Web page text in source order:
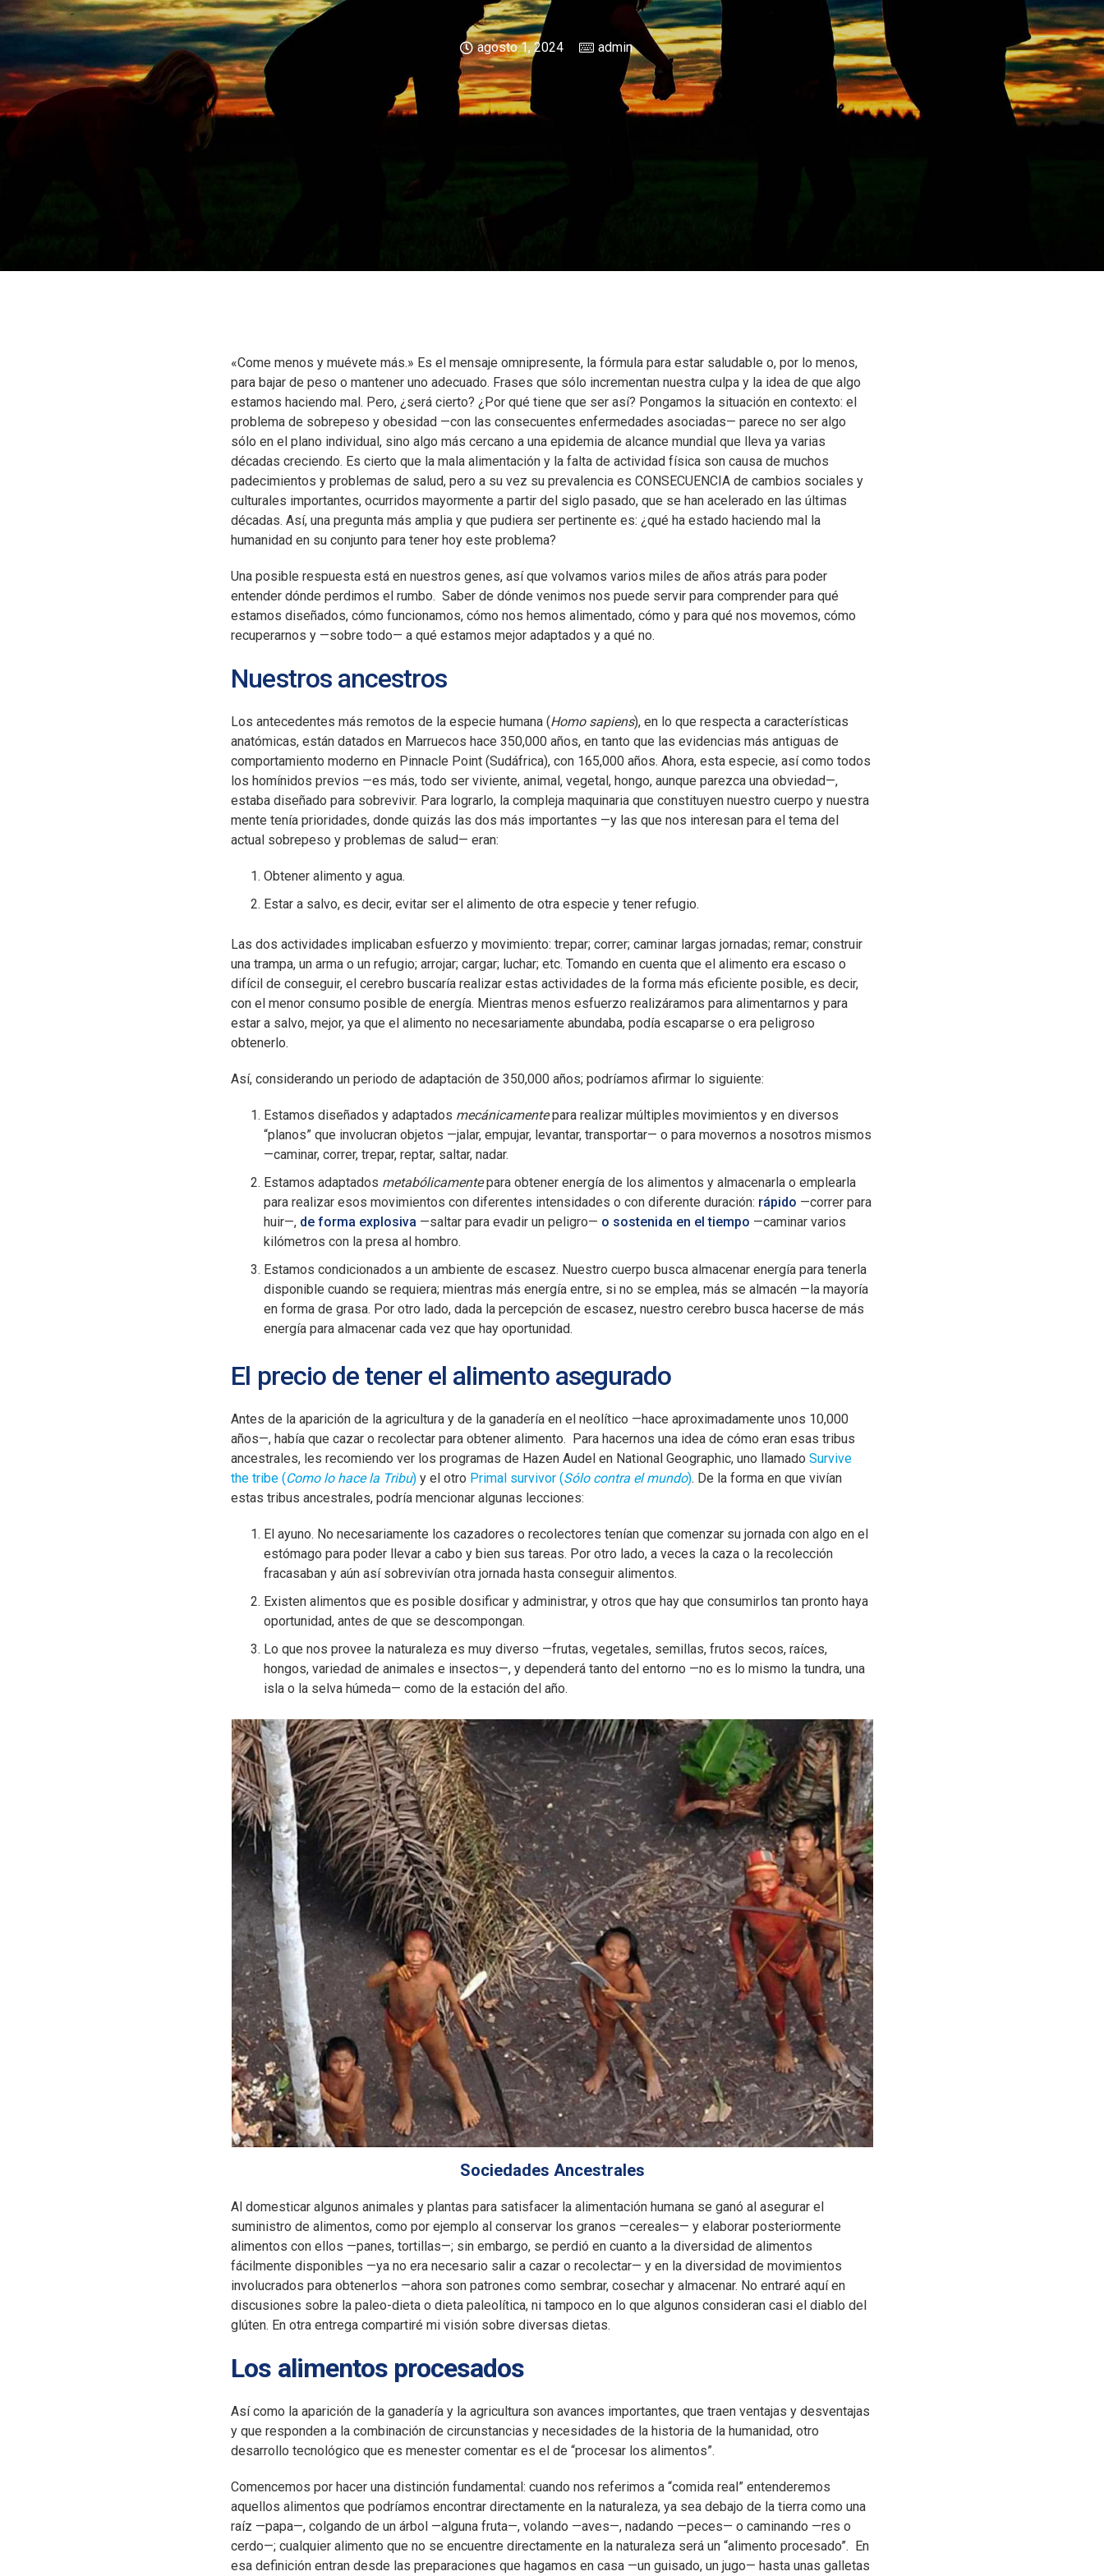
agosto 1, 2024 admin
«Come menos y muévete más.» Es el mensaje omnipresente, la fórmula para estar saludable o, por lo menos,
para bajar de peso o mantener uno adecuado. Frases que sólo incrementan nuestra culpa y la idea de que algo
estamos haciendo mal. Pero, ¿será cierto? ¿Por qué tiene que ser así? Pongamos la situación en contexto: el
problema de sobrepeso y obesidad —con las consecuentes enfermedades asociadas— parece no ser algo
sólo en el plano individual, sino algo más cercano a una epidemia de alcance mundial que lleva ya varias
décadas creciendo. Es cierto que la mala alimentación y la falta de actividad física son causa de muchos
padecimientos y problemas de salud, pero a su vez su prevalencia es CONSECUENCIA de cambios sociales y
culturales importantes, ocurridos mayormente a partir del siglo pasado, que se han acelerado en las últimas
décadas. Así, una pregunta más amplia y que pudiera ser pertinente es: ¿qué ha estado haciendo mal la
humanidad en su conjunto para tener hoy este problema?
Una posible respuesta está en nuestros genes, así que volvamos varios miles de años atrás para poder
entender dónde perdimos el rumbo. Saber de dónde venimos nos puede servir para comprender para qué
estamos diseñados, cómo funcionamos, cómo nos hemos alimentado, cómo y para qué nos movemos, cómo
recuperarnos y —sobre todo— a qué estamos mejor adaptados y a qué no.
Nuestros ancestros
Los antecedentes más remotos de la especie humana (Homo sapiens), en lo que respecta a características
anatómicas, están datados en Marruecos hace 350,000 años, en tanto que las evidencias más antiguas de
comportamiento moderno en Pinnacle Point (Sudáfrica), con 165,000 años. Ahora, esta especie, así como todos
los homínidos previos —es más, todo ser viviente, animal, vegetal, hongo, aunque parezca una obviedad—,
estaba diseñado para sobrevivir. Para lograrlo, la compleja maquinaria que constituyen nuestro cuerpo y nuestra
mente tenía prioridades, donde quizás las dos más importantes —y las que nos interesan para el tema del
actual sobrepeso y problemas de salud— eran:
Obtener alimento y agua.
Estar a salvo, es decir, evitar ser el alimento de otra especie y tener refugio.
Las dos actividades implicaban esfuerzo y movimiento: trepar; correr; caminar largas jornadas; remar; construir
una trampa, un arma o un refugio; arrojar; cargar; luchar; etc. Tomando en cuenta que el alimento era escaso o
difícil de conseguir, el cerebro buscaría realizar estas actividades de la forma más eficiente posible, es decir,
con el menor consumo posible de energía. Mientras menos esfuerzo realizáramos para alimentarnos y para
estar a salvo, mejor, ya que el alimento no necesariamente abundaba, podía escaparse o era peligroso
obtenerlo.
Así, considerando un periodo de adaptación de 350,000 años; podríamos afirmar lo siguiente:
Estamos diseñados y adaptados mecánicamentepara realizar múltiples movimientos y en diversos
“planos” que involucran objetos —jalar, empujar, levantar, transportar— o para movernos a nosotros mismos
—caminar, correr, trepar, reptar, saltar, nadar.
Estamos adaptados metabólicamentepara obtener energía de los alimentos y almacenarla o emplearla
para realizar esos movimientos con diferentes intensidades o con diferente duración: rápido —correr para
huir—, de forma explosiva —saltar para evadir un peligro— o sostenida en el tiempo —caminar varios
kilómetros con la presa al hombro.
Estamos condicionados a un ambiente de escasez. Nuestro cuerpo busca almacenar energía para tenerla
disponible cuando se requiera; mientras más energía entre, si no se emplea, más se almacén —la mayoría
en forma de grasa. Por otro lado, dada la percepción de escasez, nuestro cerebro busca hacerse de más
energía para almacenar cada vez que hay oportunidad.
El precio de tener el alimento asegurado
Antes de la aparición de la agricultura y de la ganadería en el neolítico —hace aproximadamente unos 10,000
años—, había que cazar o recolectar para obtener alimento. Para hacernos una idea de cómo eran esas tribus
ancestrales, les recomiendo ver los programas de Hazen Audel en National Geographic, uno llamadoSurvive
the tribe (Como lo hace la Tribu) y el otro Primal survivor (Sólo contra el mundo). De la forma en que vivían
estas tribus ancestrales, podría mencionar algunas lecciones:
El ayuno. No necesariamente los cazadores o recolectores tenían que comenzar su jornada con algo en el
estómago para poder llevar a cabo y bien sus tareas. Por otro lado, a veces la caza o la recolección
fracasaban y aún así sobrevivían otra jornada hasta conseguir alimentos.
Existen alimentos que es posible dosificar y administrar, y otros que hay que consumirlos tan pronto haya
oportunidad, antes de que se descompongan.
Lo que nos provee la naturaleza es muy diverso —frutas, vegetales, semillas, frutos secos, raíces,
hongos, variedad de animales e insectos—, y dependerá tanto del entorno —no es lo mismo la tundra, una
isla o la selva húmeda— como de la estación del año.
Sociedades Ancestrales
Al domesticar algunos animales y plantas para satisfacer la alimentación humana se ganó al asegurar el
suministro de alimentos, como por ejemplo al conservar los granos —cereales— y elaborar posteriormente
alimentos con ellos —panes, tortillas—; sin embargo, se perdió en cuanto a la diversidad de alimentos
fácilmente disponibles —ya no era necesario salir a cazar o recolectar— y en la diversidad de movimientos
involucrados para obtenerlos —ahora son patrones como sembrar, cosechar y almacenar. No entraré aquí en
discusiones sobre la paleo-dieta o dieta paleolítica, ni tampoco en lo que algunos consideran casi el diablo del
glúten. En otra entrega compartiré mi visión sobre diversas dietas.
Los alimentos procesados
Así como la aparición de la ganadería y la agricultura son avances importantes, que traen ventajas y desventajas
y que responden a la combinación de circunstancias y necesidades de la historia de la humanidad, otro
desarrollo tecnológico que es menester comentar es el de “procesar los alimentos”.
Comencemos por hacer una distinción fundamental: cuando nos referimos a “comida real” entenderemos
aquellos alimentos que podríamos encontrar directamente en la naturaleza, ya sea debajo de la tierra como una
raíz —papa—, colgando de un árbol —alguna fruta—, volando —aves—, nadando —peces— o caminando —res o
cerdo—; cualquier alimento que no se encuentre directamente en la naturaleza será un “alimento procesado”. En
esa definición entran desde las preparaciones que hagamos en casa —un guisado, un jugo— hasta unas galletas